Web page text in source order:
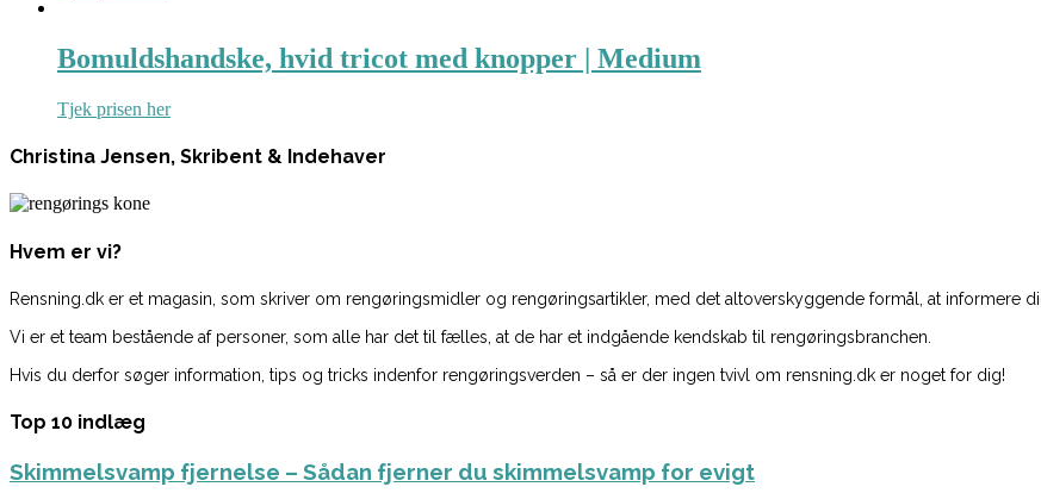
Bomuldshandske, hvid tricot med knopper | Medium
Tjek prisen her
Christina Jensen, Skribent & Indehaver
Hvem er vi?
Rensning.dk er et magasin, som skriver om rengøringsmidler og rengøringsartikler, med det altoverskyggende formål, at informere
Vi er et team bestående af personer, som alle har det til fælles, at de har et indgående kendskab til rengøringsbranchen.
Hvis du derfor søger information, tips og tricks indenfor rengøringsverden – så er der ingen tvivl om rensning.dk er noget for dig!
Top 10 indlæg
Skimmelsvamp fjernelse – Sådan fjerner du skimmelsvamp for evigt